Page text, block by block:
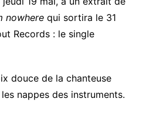
nowhere qui sortira le 31
Records : le single
douce de la chanteuse
nappes des instruments.